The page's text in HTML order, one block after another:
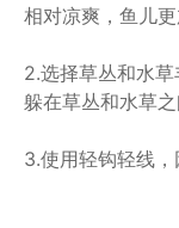
相对凉爽，鱼儿更
2.选择草丛和水
躲在草丛和水草之
3.使用轻钩轻线